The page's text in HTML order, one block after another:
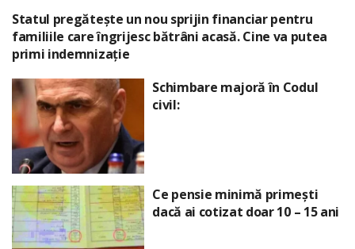
Statul pregătește un nou sprijin financiar pentru
familiile care îngrijesc bătrâni acasă. Cine va putea
primi indemnizație
Schimbare majoră în Codul
civil:
Ce pensie minimă primești
dacă ai cotizat doar 10 – 15 ani